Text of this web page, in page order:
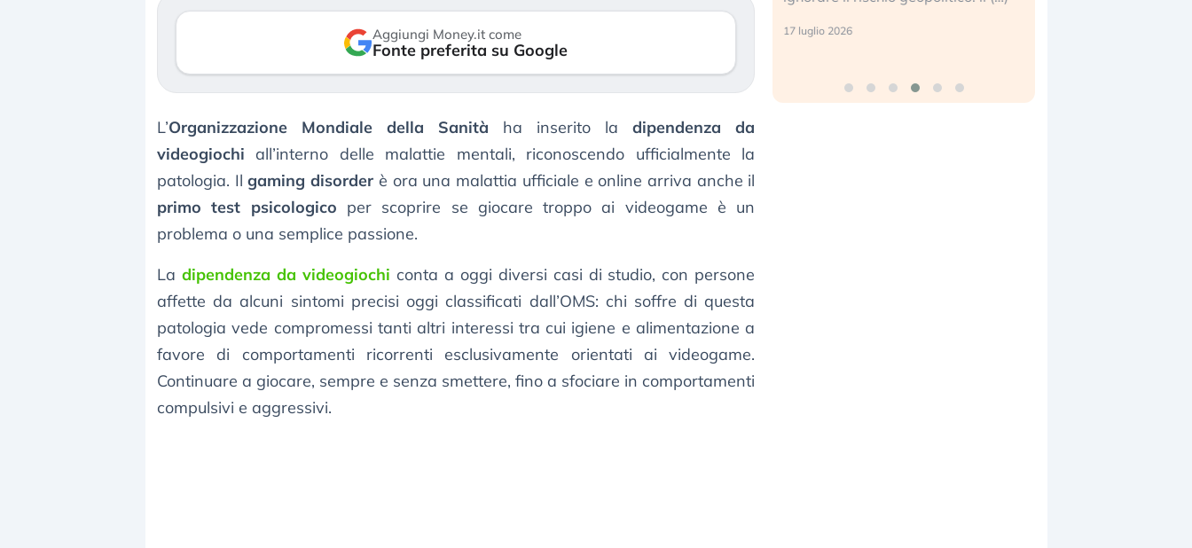
Aggiungi Money.it come
Fonte preferita su Google
L’Organizzazione Mondiale della Sanità ha inserito ladipendenza da
videogiochi all’interno delle malattie mentali, riconoscendo ufficialmente la
patologia. Ilgaming disorder è ora una malattia ufficiale e online arriva anche il
primo test psicologico per scoprire se giocare troppo ai videogame è un
problema o una semplice passione.
La dipendenza da videogiochi conta a oggi diversi casi di studio, con persone
affette da alcuni sintomi precisi oggi classificati dall’OMS: chi soffre di questa
patologia vede compromessi tanti altri interessi tra cui igiene e alimentazione a
favore di comportamenti ricorrenti esclusivamente orientati ai videogame.
Continuare a giocare, sempre e senza smettere, fino a sfociare in comportamenti
compulsivi e aggressivi.
reale. (…)
17 luglio 2026